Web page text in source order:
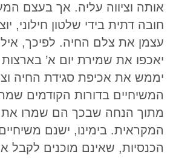
אותה וציווה עליה. אך בעצם
חובה דתית בידי שלטון חילוני,
עצמן את צלם החיה. לפיכך,
יאכפו את שמירת יום א’
יממש את אכיפת סגידת החיה
המשיחיים בדורות הקודמים
מתוך הנחה שבכך הם שמרו
המקראית. בימינו, ישנם
הכנסיות, שאינם מוכנים לקבל